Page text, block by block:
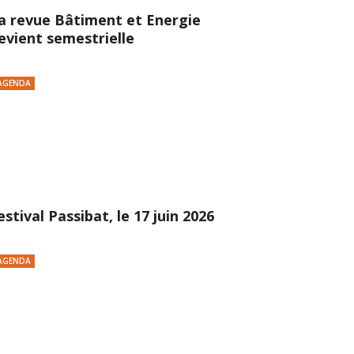
revue Bâtiment et Energie
semestrielle
Passibat, le 17 juin 2026